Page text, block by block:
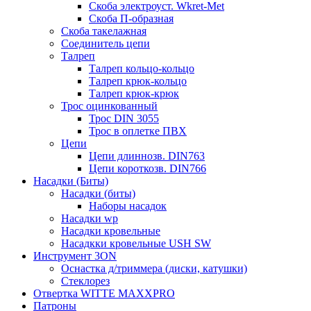
Скоба электроуст. Wkret-Met
Скоба П-образная
Скоба такелажная
Соединитель цепи
Талреп
Талреп кольцо-кольцо
Талреп крюк-кольцо
Талреп крюк-крюк
Трос оцинкованный
Трос DIN 3055
Трос в оплетке ПВХ
Цепи
Цепи длиннозв. DIN763
Цепи короткозв. DIN766
Насадки (Биты)
Насадки (биты)
Наборы насадок
Насадки wp
Насадки кровельные
Насадкки кровельные USH SW
Инструмент 3ON
Оснастка д/триммера (диски, катушки)
Стеклорез
Отвертка WITTE MAXXPRO
Патроны